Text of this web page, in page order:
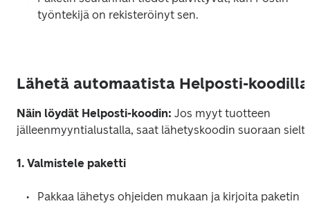
työntekijä on rekisteröinyt sen.
Lähetä automaatista Helposti-
Näin löydät Helposti-koodin: Jos myyt tuotteen
jälleenmyyntialustalla, saat lähetyskoodin suoraan
1. Valmistele paketti
Pakkaa lähetys ohjeiden mukaan ja kirjoita paketin